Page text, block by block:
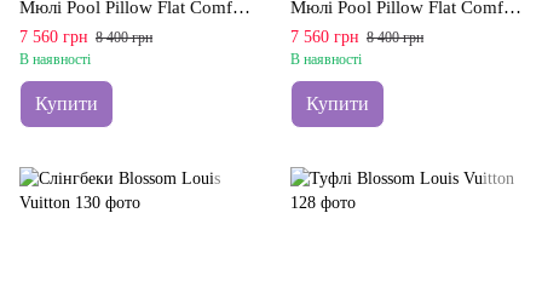
Мюлі Pool Pillow Flat Comfort Louis Vuitton
7 560 грн 8 400 грн
В наявності
Купити
Мюлі Pool Pillow Flat Comfort Louis Vuitton
7 560 грн 8 400 грн
В наявності
Купити